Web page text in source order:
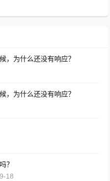
，为什么还没有响应？
，为什么还没有响应？
？
18